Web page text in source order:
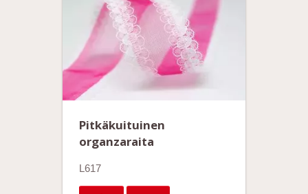
Pitkäkuituinen
organzaraita
L617